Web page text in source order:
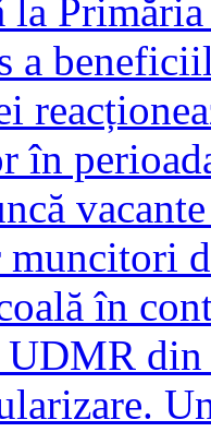
la
a
în
muncitori
în
din